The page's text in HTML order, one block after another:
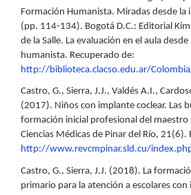
Formación Humanista. Miradas desde la
(pp. 114-134). Bogotá D.C.: Editorial
de la Salle. La evaluación en el aula
humanista. Recuperado de:
http://biblioteca.clacso.edu.ar/
Castro, G., Sierra, J.J., Valdés A.I.,
(2017). Niños con implante coclear. Las
formación inicial profesional del maestro
Ciencias Médicas de Pinar del Río, 21(6).
http://www.revcmpinar.sld.cu/
Castro, G., Sierra, J.J. (2018). La
primario para la atención a escolares con